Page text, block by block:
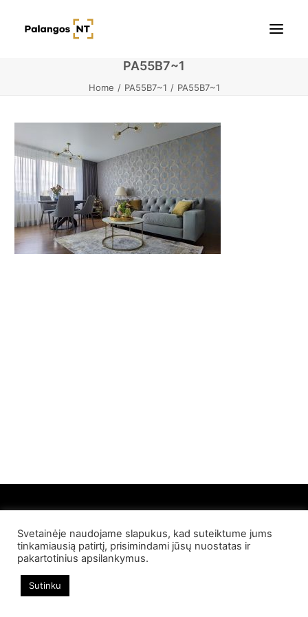
Butai
Namai / Kotedžai
Žemės sklypai
Kontaktai
PA55B7~1
Home PA55B7~1 PA55B7~1
© 2022 Palangos NT. Visos teisės saugomos
Svetainėje naudojame slapukus, kad suteiktume jums
tinkamiausią patirtį, prisimindami jūsų nuostatas ir
pakartotinius apsilankymus.
Sutinku